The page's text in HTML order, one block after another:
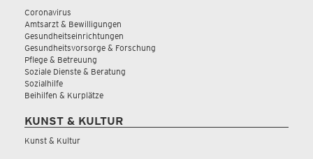
Coronavirus
Amtsarzt & Bewilligungen
Gesundheitseinrichtungen
Gesundheitsvorsorge & Forschung
Pflege & Betreuung
Soziale Dienste & Beratung
Sozialhilfe
Beihilfen & Kurplätze
KUNST & KULTUR
Kunst & Kultur